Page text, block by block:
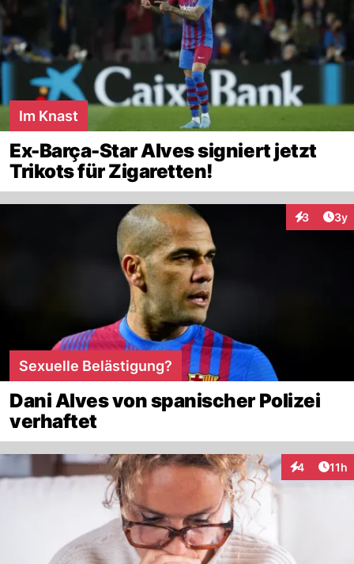
Im Knast
Ex-Barça-Star Alves signiert jetzt
Trikots für Zigaretten!
3 3y
Sexuelle Belästigung?
Dani Alves von spanischer Polizei
verhaftet
4 11h